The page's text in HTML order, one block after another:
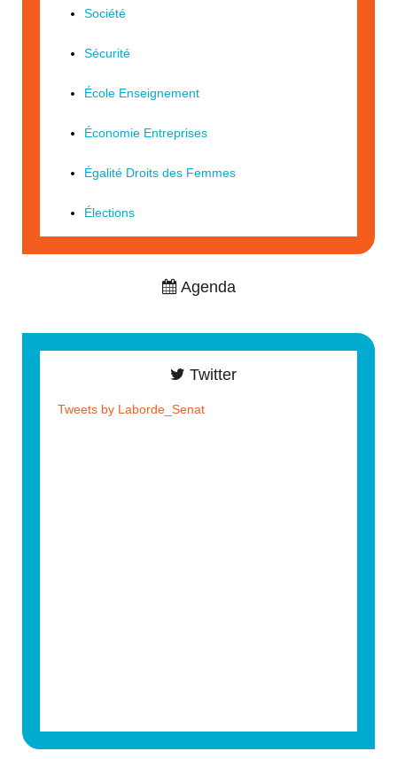
Société
Sécurité
École Enseignement
Économie Entreprises
Égalité Droits des Femmes
Élections
Agenda
Twitter
Tweets by Laborde_Senat